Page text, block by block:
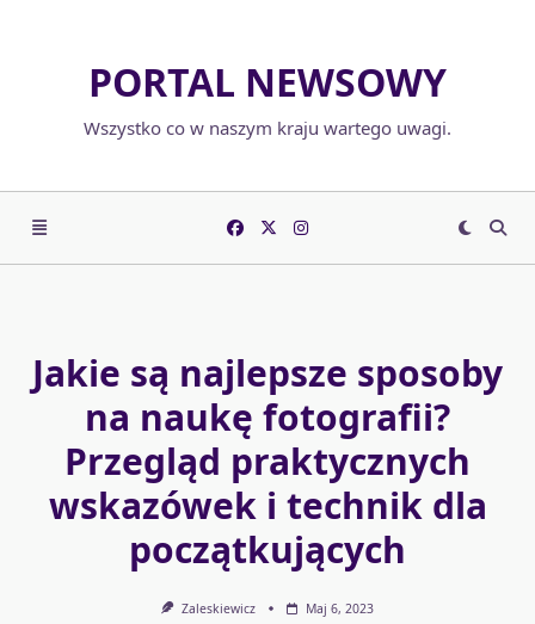
PORTAL NEWSOWY
Wszystko co w naszym kraju wartego uwagi.
Jakie są najlepsze sposoby
na naukę fotografii?
Przegląd praktycznych
wskazówek i technik dla
początkujących
Zaleskiewicz Maj 6, 2023